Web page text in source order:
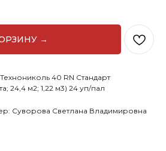
→
40 RN Стандарт
24,4 м2; 1,22 м3) 24 уп/пал
Суворова Светлана Владимировна